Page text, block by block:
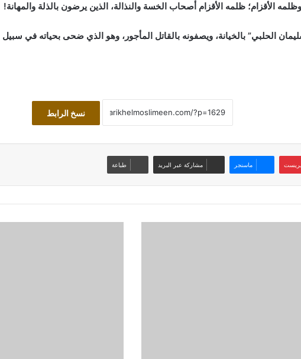
الأقزام؛ ظلمه الأقزام أصحاب الخسة والنذالة، الذين يرضون بالذلة والمهانة!
الحلبي” بالخيانة، ويصفونه بالقاتل المأجور، وهو الذي ضحى بحياته في سبيل
نسخ الرابط
ماسنجر مشاركة عبر البريد طباعة